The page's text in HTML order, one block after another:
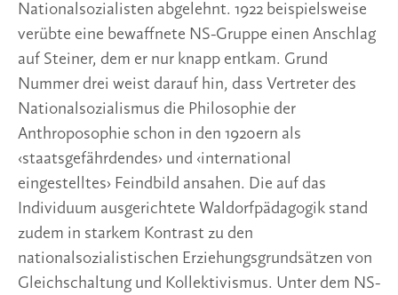
Nationalsozialisten abgelehnt. 1922 beispielsweise
verübte eine bewaffnete NS-Gruppe einen Anschlag
auf Steiner, dem er nur knapp entkam. Grund
Nummer drei weist darauf hin, dass Vertreter des
Nationalsozialismus die Philosophie der
Anthroposophie schon in den 1920ern als
‹staatsgefährdendes› und ‹international
eingestelltes› Feindbild ansahen. Die auf das
Individuum ausgerichtete Waldorfpädagogik stand
zudem in starkem Kontrast zu den
nationalsozialistischen Erziehungsgrundsätzen von
Gleichschaltung und Kollektivismus. Unter dem NS-